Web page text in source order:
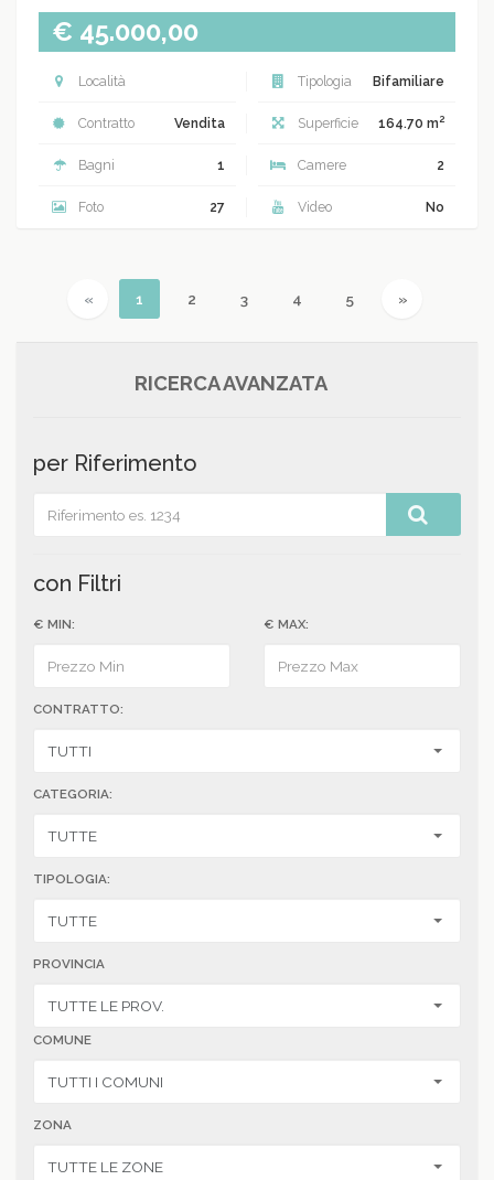
€ 45.000,00
Località Tipologia Bifamiliare
Contratto Vendita Superficie 164.70 m2
Bagni 1 Camere 2
Foto 27 Video No
«Previous
1 (current)
2 3 4 5 »Next
RICERCA AVANZATA
per Riferimento
con Filtri
€ MIN: € MAX:
CONTRATTO:
CATEGORIA:
TIPOLOGIA:
PROVINCIA
COMUNE
ZONA